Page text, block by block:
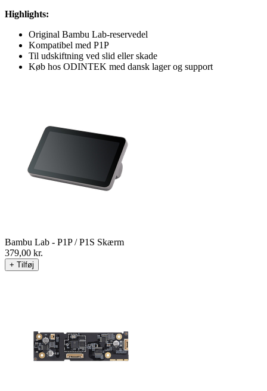
Highlights:
Original Bambu Lab-reservedel
Kompatibel med P1P
Til udskiftning ved slid eller skade
Køb hos ODINTEK med dansk lager og support
Bambu Lab - P1P / P1S Skærm
379,00 kr.
+ Tilføj